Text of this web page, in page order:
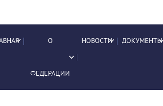
О
ФЕДЕРАЦИИ
НОВОСТИ ДОКУМЕНТЫ